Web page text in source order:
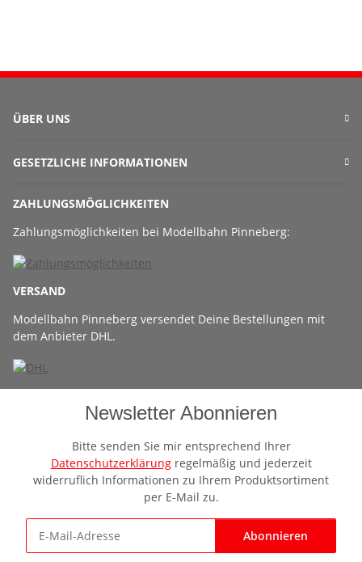
ÜBER UNS
GESETZLICHE INFORMATIONEN
ZAHLUNGSMÖGLICHKEITEN
Zahlungsmöglichkeiten bei Modellbahn Pinneberg:
VERSAND
Modellbahn Pinneberg versendet Deine Bestellungen mit
dem Anbieter DHL.
Newsletter Abonnieren
Bitte senden Sie mir entsprechend Ihrer
Datenschutzerklärungregelmäßig und jederzeit
widerruflich Informationen zu Ihrem Produktsortiment
per E-Mail zu.
Abonnieren